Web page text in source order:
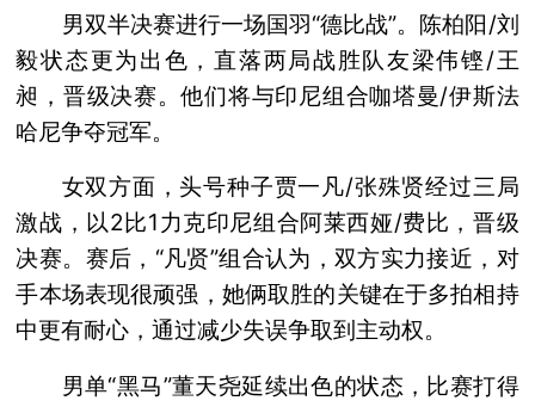
男双半决赛进行一场国羽“德比战”。陈柏阳/刘
毅状态更为出色，直落两局战胜队友梁伟铿/王
昶，晋级决赛。他们将与印尼组合咖塔曼/伊斯法
哈尼争夺冠军。
女双方面，头号种子贾一凡/张殊贤经过三局
激战，以2比1力克印尼组合阿莱西娅/费比，晋级
决赛。赛后，“凡贤”组合认为，双方实力接近，对
手本场表现很顽强，她俩取胜的关键在于多拍相持
中更有耐心，通过减少失误争取到主动权。
男单“黑马”董天尧延续出色的状态，比赛打得